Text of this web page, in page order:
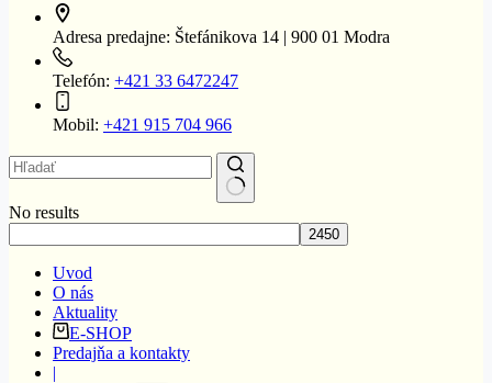
Adresa predajne: Štefánikova 14 | 900 01 Modra
Telefón: +421 33 6472247
Mobil: +421 915 704 966
No results
Uvod
O nás
Aktuality
E-SHOP
Predajňa a kontakty
|